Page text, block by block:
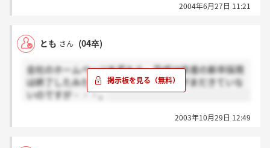
2004年6月27日 11:21
とも さん (04卒)
会社のホームページを見たら、平成16年度の新卒採用
は終了したみたいですね。面接の結果がまだきていな
いのですが・・・。
2003年10月29日 12:49